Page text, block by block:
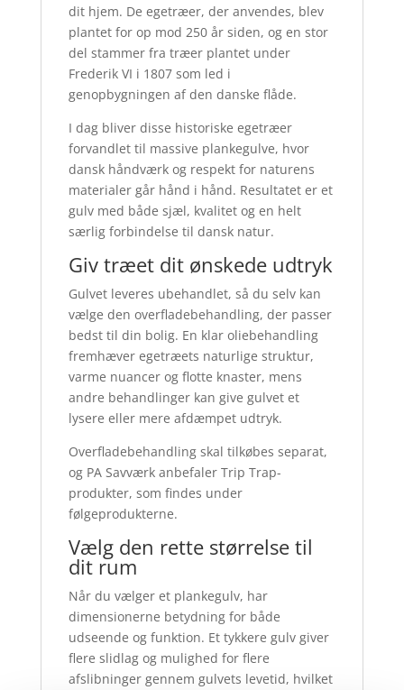
dit hjem. De egetræer, der anvendes, blev
plantet for op mod 250 år siden, og en stor
del stammer fra træer plantet under
Frederik VI i 1807 som led i
genopbygningen af den danske flåde.
I dag bliver disse historiske egetræer
forvandlet til massive plankegulve, hvor
dansk håndværk og respekt for naturens
materialer går hånd i hånd. Resultatet er et
gulv med både sjæl, kvalitet og en helt
særlig forbindelse til dansk natur.
Giv træet dit ønskede udtryk
Gulvet leveres ubehandlet, så du selv kan
vælge den overfladebehandling, der passer
bedst til din bolig. En klar oliebehandling
fremhæver egetræets naturlige struktur,
varme nuancer og flotte knaster, mens
andre behandlinger kan give gulvet et
lysere eller mere afdæmpet udtryk.
Overfladebehandling skal tilkøbes separat,
og PA Savværk anbefaler Trip Trap-
produkter, som findes under
følgeprodukterne.
Vælg den rette størrelse til
dit rum
Når du vælger et plankegulv, har
dimensionerne betydning for både
udseende og funktion. Et tykkere gulv giver
flere slidlag og mulighed for flere
afslibninger gennem gulvets levetid, hvilket